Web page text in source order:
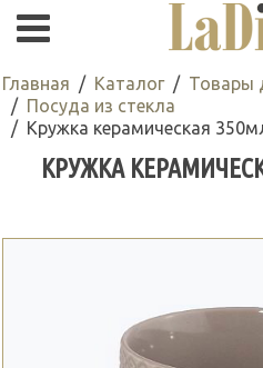
Главная Каталог
Товары
Посуда из стекла
Кружка керамическая
КРУЖКА